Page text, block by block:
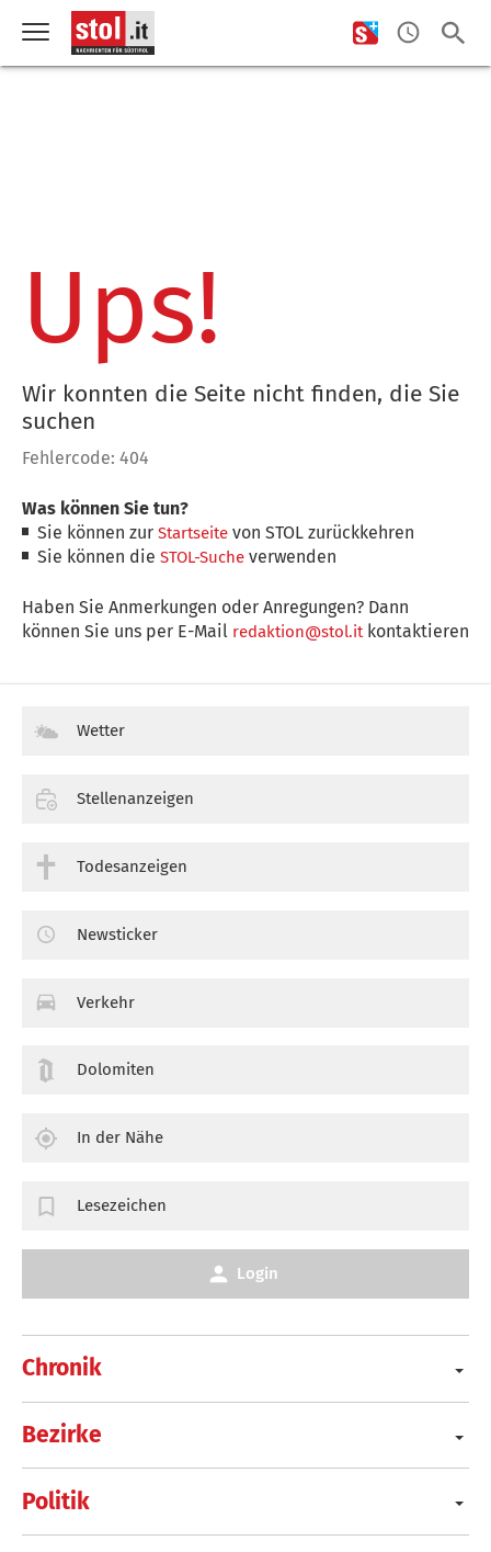
Ups!
Wir konnten die Seite nicht finden, die Sie
suchen
Fehlercode: 404
Was können Sie tun?
Sie können zurStartseite von STOL zurückkehren
Sie können dieSTOL-Suche verwenden
Haben Sie Anmerkungen oder Anregungen? Dann
können Sie uns per E-Mail redaktion@stol.itkontaktieren
Chronik
Bezirke
Politik
Wetter
Stellenanzeigen
Todesanzeigen
Newsticker
Verkehr
Dolomiten
In der Nähe
Lesezeichen
Login